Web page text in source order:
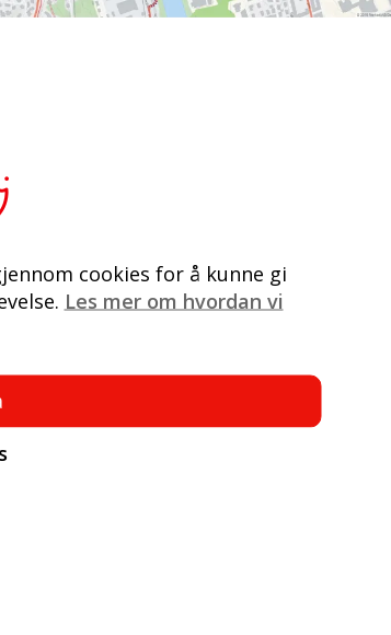
cookies for å kunne gi
Les mer om hvordan vi